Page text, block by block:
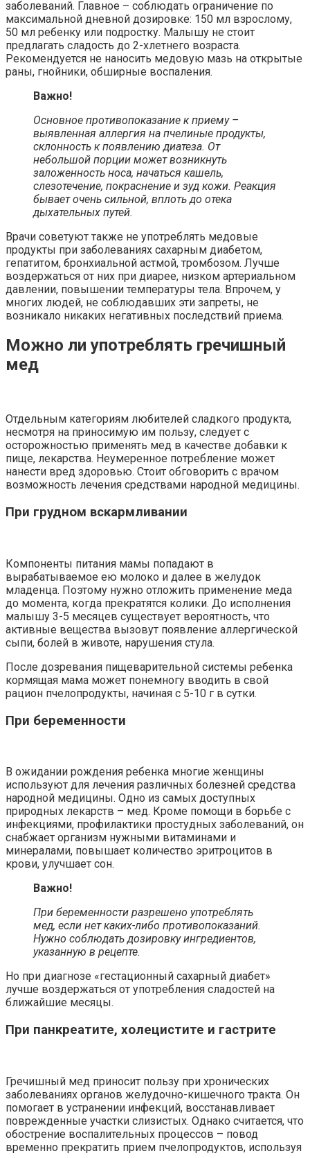
заболеваний. Главное – соблюдать ограничение по
максимальной дневной дозировке: 150 мл взрослому,
50 мл ребенку или подростку. Малышу не стоит
предлагать сладость до 2-хлетнего возраста.
Рекомендуется не наносить медовую мазь на открытые
раны, гнойники, обширные воспаления.
Важно!
Основное противопоказание к приему –
выявленная аллергия на пчелиные продукты,
склонность к появлению диатеза. От
небольшой порции может возникнуть
заложенность носа, начаться кашель,
слезотечение, покраснение и зуд кожи. Реакция
бывает очень сильной, вплоть до отека
дыхательных путей.
Врачи советуют также не употреблять медовые
продукты при заболеваниях сахарным диабетом,
гепатитом, бронхиальной астмой, тромбозом. Лучше
воздержаться от них при диарее, низком артериальном
давлении, повышении температуры тела. Впрочем, у
многих людей, не соблюдавших эти запреты, не
возникало никаких негативных последствий приема.
Можно ли употреблять гречишный
мед
Отдельным категориям любителей сладкого продукта,
несмотря на приносимую им пользу, следует с
осторожностью применять мед в качестве добавки к
пище, лекарства. Неумеренное потребление может
нанести вред здоровью. Стоит обговорить с врачом
возможность лечения средствами народной медицины.
При грудном вскармливании
Компоненты питания мамы попадают в
вырабатываемое ею молоко и далее в желудок
младенца. Поэтому нужно отложить применение меда
до момента, когда прекратятся колики. До исполнения
малышу 3-5 месяцев существует вероятность, что
активные вещества вызовут появление аллергической
сыпи, болей в животе, нарушения стула.
После дозревания пищеварительной системы ребенка
кормящая мама может понемногу вводить в свой
рацион пчелопродукты, начиная с 5-10 г в сутки.
При беременности
В ожидании рождения ребенка многие женщины
используют для лечения различных болезней средства
народной медицины. Одно из самых доступных
природных лекарств – мед. Кроме помощи в борьбе с
инфекциями, профилактики простудных заболеваний, он
снабжает организм нужными витаминами и
минералами, повышает количество эритроцитов в
крови, улучшает сон.
Важно!
При беременности разрешено употреблять
мед, если нет каких-либо противопоказаний.
Нужно соблюдать дозировку ингредиентов,
указанную в рецепте.
Но при диагнозе «гестационный сахарный диабет»
лучше воздержаться от употребления сладостей на
ближайшие месяцы.
При панкреатите, холецистите и гастрите
Гречишный мед приносит пользу при хронических
заболеваниях органов желудочно-кишечного тракта. Он
помогает в устранении инфекций, восстанавливает
поврежденные участки слизистых. Однако считается, что
обострение воспалительных процессов – повод
временно прекратить прием пчелопродуктов, используя